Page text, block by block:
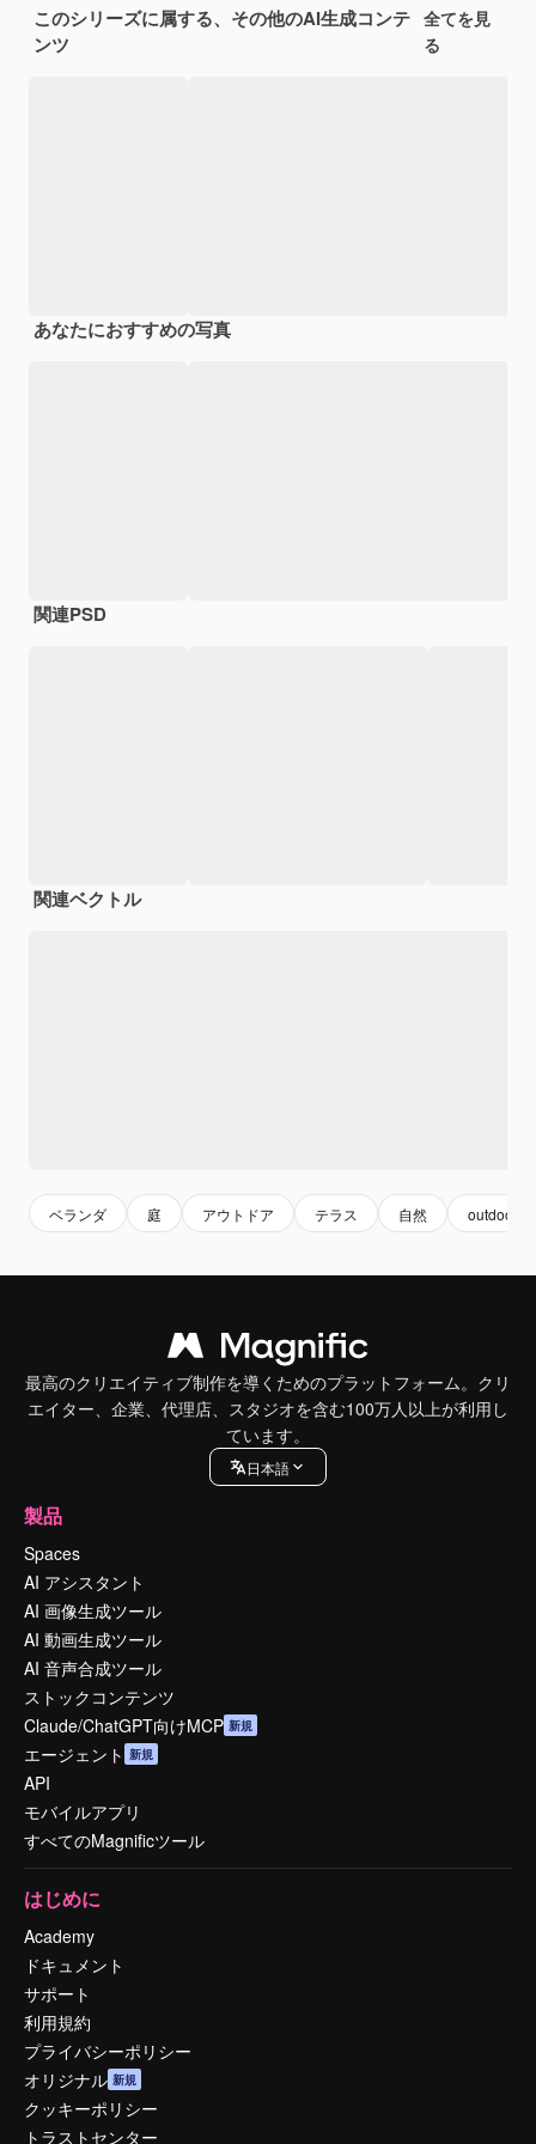
このシリーズに属する、その他のAI生成コンテ
ンツ
全てを見
る
あなたにおすすめの写真
関連PSD
関連ベクトル
ベランダ 庭 アウトドア テラス 自然 outdoor
最高のクリエイティブ制作を導くためのプラットフォーム。クリ
エイター、企業、代理店、スタジオを含む100万人以上が利用し
ています。
日本語
製品
Spaces
AI アシスタント
AI 画像生成ツール
AI 動画生成ツール
AI 音声合成ツール
ストックコンテンツ
Claude/ChatGPT向けMCP 新規
エージェント 新規
API
モバイルアプリ
すべてのMagnificツール
はじめに
Academy
ドキュメント
サポート
利用規約
プライバシーポリシー
オリジナル 新規
クッキーポリシー
トラストセンター